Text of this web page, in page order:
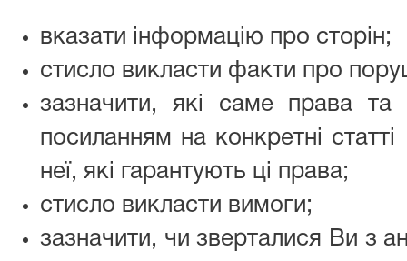
вказати інформацію про сторін;
стисло викласти факти про
зазначити, які саме права
посиланням на конкретні
неї, які гарантують ці права;
стисло викласти вимоги;
зазначити, чи зверталися Ви з